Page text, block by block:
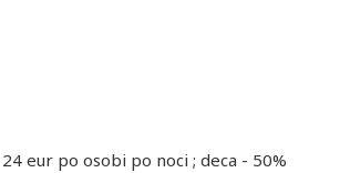
eur po osobi po noci ; deca - 50%